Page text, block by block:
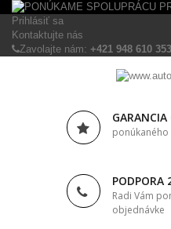
Prihlásiť sa
Kontaktujte nás
Zavolajte nám: +421 948 610 353
PODPORA
Radi Vám
objednávke